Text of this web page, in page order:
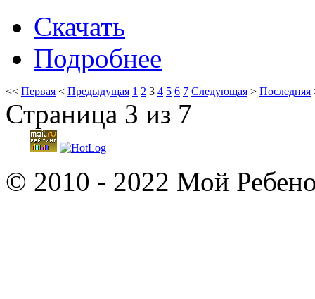
Скачать
Подробнее
<< Первая < Предыдущая 1 2 3 4 5 6 7 Следующая > Последняя
Страница 3 из 7
© 2010 - 2022 Мой